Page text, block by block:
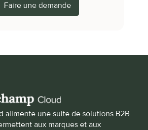
Faire une demande
alimente une suite de solutions B2B
aux marques et aux